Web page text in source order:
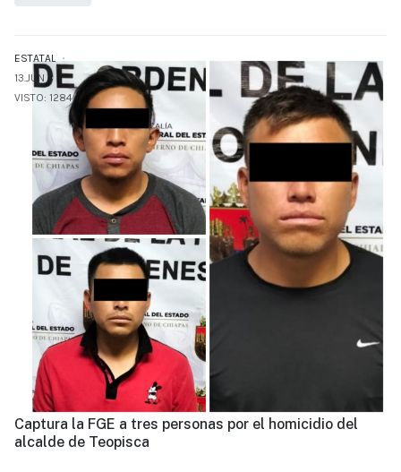
ESTATAL
13.JUN
VISTO: 1284
Captura la FGE a tres personas por el homicidio del
alcalde de Teopisca